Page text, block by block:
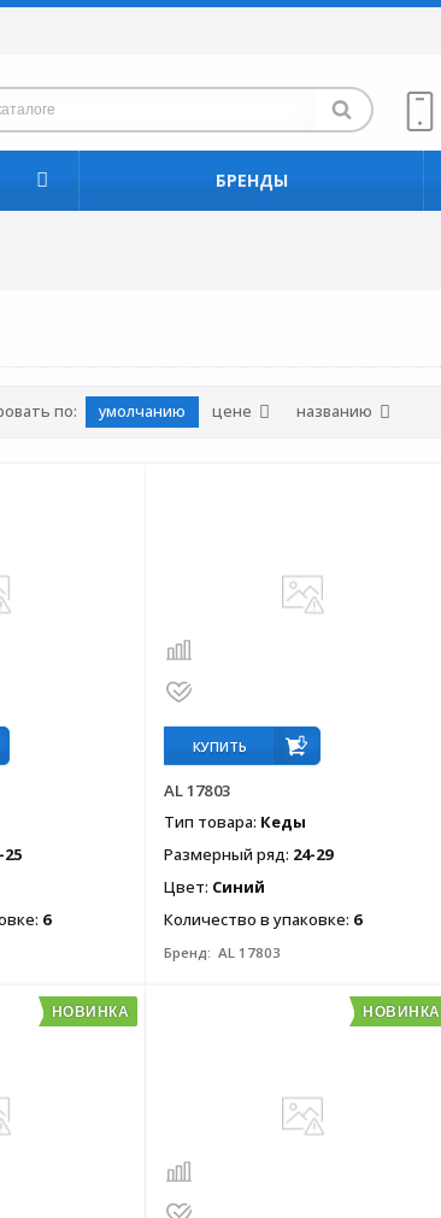
БРЕНДЫ
по: умолчанию цене названию
25
6
КУПИТЬ
AL 17803
Тип товара: Кеды
Размерный ряд: 24-29
Цвет: Синий
Количество в упаковке: 6
Бренд: AL 17803
НОВИНКА НОВИНКА